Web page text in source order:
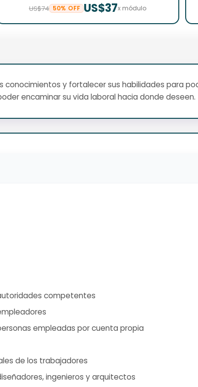
US$74 50% OFF US$37x módulo
conocimientos y fortalecer sus habilidades para
encaminar su vida laboral hacia donde deseen.
competentes
empleadas por cuenta propia
de los trabajadores
ingenieros y arquitectos